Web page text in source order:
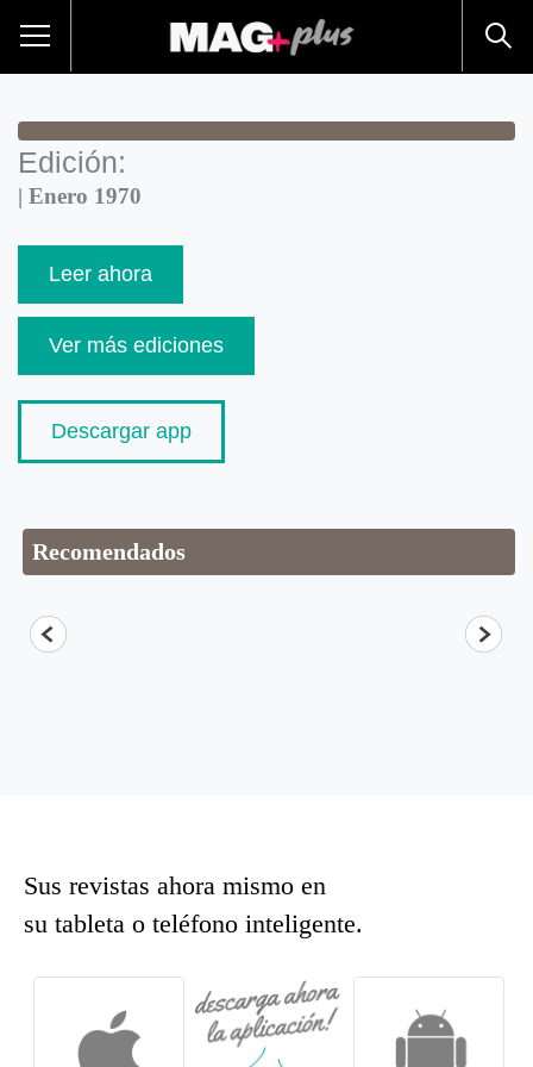
Edición:
| Enero 1970
Leer ahora
Ver más ediciones
Descargar app
Recomendados
Sus revistas ahora mismo en
su tableta o teléfono inteligente.